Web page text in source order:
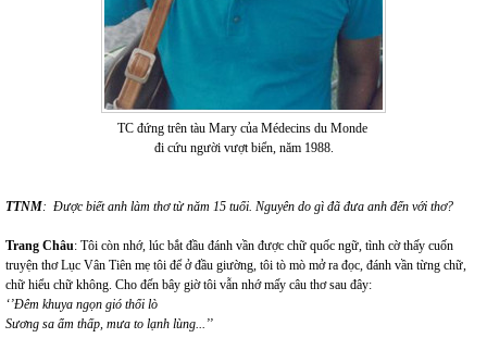
TC đứng trên tàu Mary của Médecins du Monde
đi cứu người vượt biển, năm 1988.
TTNM: Được biết anh làm thơ từ năm 15 tuổi. Nguyên do gì đã đưa anh đến với thơ?
Trang Châu: Tôi còn nhớ, lúc bắt đầu đánh vần được chữ quốc ngữ, tình cờ thấy cuốn
truyện thơ Lục Vân Tiên mẹ tôi để ở đầu giường, tôi tò mò mở ra đọc, đánh vần từng chữ,
chữ hiểu chữ không. Cho đến bây giờ tôi vẫn nhớ mấy câu thơ sau đây:
‘’Đêm khuya ngọn gió thổi lò
Sương sa ẩm thấp, mưa to lạnh lùng...’’